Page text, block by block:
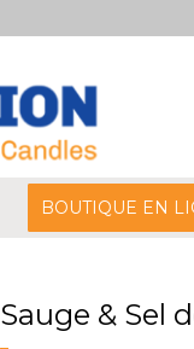
BOUTIQUE EN
Sauge & Sel